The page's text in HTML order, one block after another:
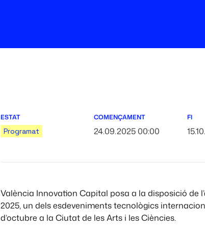
ESTAT
Programat
COMENÇAMENT
24.09.2025 00:00
FI
València Innovation Capital posa a la disposició de
2025, un dels esdeveniments tecnològics
d’octubre a la Ciutat de les Arts i les Ciències.